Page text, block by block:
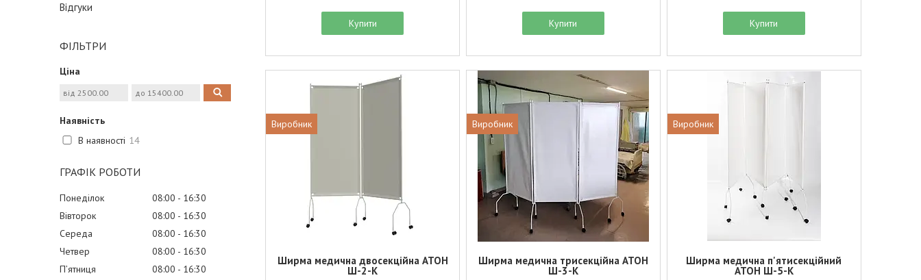
Відгуки
ФІЛЬТРИ
Ціна
Наявність
В наявності 14
ГРАФІК РОБОТИ
Понеділок 08:00
16:30
Вівторок
08:00
16:30
Середа
08:00
16:30
Четвер
08:00
16:30
Пʼятниця
08:00
16:30
Купити Купити Купити
Виробник
Ширма медична двосекційна АТОН
Ш-2-К
Виробник
Ширма медична трисекційна АТОН
Ш-3-К
Виробник
Ширма медична п'ятисекційний
АТОН Ш-5-К